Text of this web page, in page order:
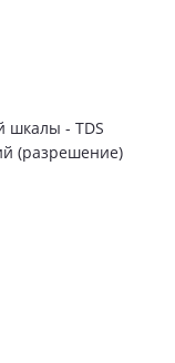
шкалы - TDS
(разрешение)